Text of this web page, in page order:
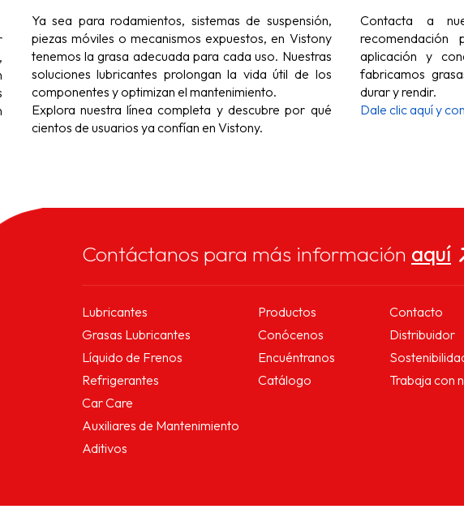
Ya sea para rodamientos, sistemas de suspensión,
piezas móviles o mecanismos expuestos, en Vistony
tenemos la grasa adecuada para cada uso. Nuestras
soluciones lubricantes prolongan la vida útil de los
componentes y optimizan el mantenimiento.
Explora nuestra línea completa y descubre por qué
cientos de usuarios ya confían en Vistony.
Contacta a
aplicación y
fabricamos
durar y rendir.
Dale clic aquí y
Contáctanos para más información aquí
Lubricantes
Grasas Lubricantes
Líquido de Frenos
Refrigerantes
Car Care
Auxiliares de Mantenimiento
Aditivos
Productos
Conócenos
Encuéntranos
Catálogo
Contacto
Distribuidor
Trabaja con